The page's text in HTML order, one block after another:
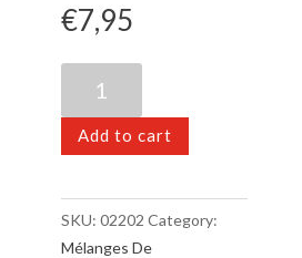
€7,95
LÉGUMINE
Creme
(Grains)
1kg
quantity
Add to cart
SKU: 02202 Category:
Mélanges De